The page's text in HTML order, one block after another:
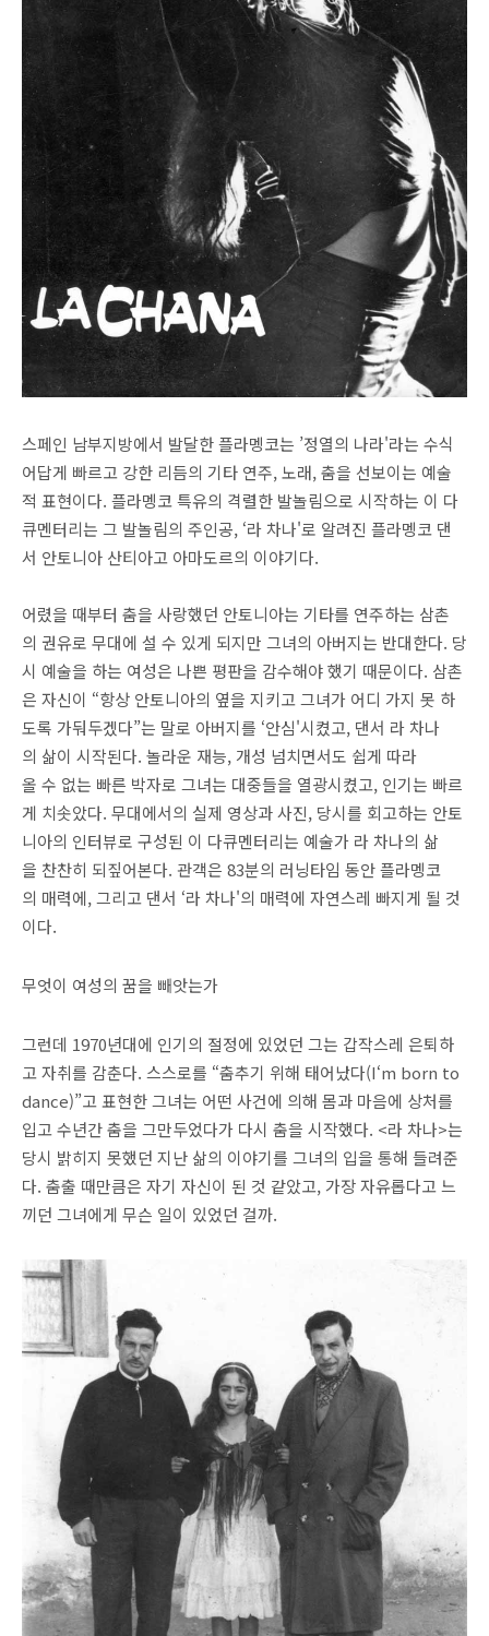
스페인 남부지방에서 발달한 플라멩코는 ’정열의 나라'라는 수식
어답게 빠르고 강한 리듬의 기타 연주, 노래, 춤을 선보이는 예술
적 표현이다. 플라멩코 특유의 격렬한 발놀림으로 시작하는 이 다
큐멘터리는 그 발놀림의 주인공, ‘라 차나'로 알려진 플라멩코 댄
서 안토니아 산티아고 아마도르의 이야기다.
어렸을 때부터 춤을 사랑했던 안토니아는 기타를 연주하는 삼촌
의 권유로 무대에 설 수 있게 되지만 그녀의 아버지는 반대한다. 당
시 예술을 하는 여성은 나쁜 평판을 감수해야 했기 때문이다. 삼촌
은 자신이 “항상 안토니아의 옆을 지키고 그녀가 어디 가지 못 하
도록 가둬두겠다”는 말로 아버지를 ‘안심'시켰고, 댄서 라 차나
의 삶이 시작된다. 놀라운 재능, 개성 넘치면서도 쉽게 따라
올 수 없는 빠른 박자로 그녀는 대중들을 열광시켰고, 인기는 빠르
게 치솟았다. 무대에서의 실제 영상과 사진, 당시를 회고하는 안토
니아의 인터뷰로 구성된 이 다큐멘터리는 예술가 라 차나의 삶
을 찬찬히 되짚어본다. 관객은 83분의 러닝타임 동안 플라멩코
의 매력에, 그리고 댄서 ‘라 차나'의 매력에 자연스레 빠지게 될 것
이다.
무엇이 여성의 꿈을 빼앗는가
그런데 1970년대에 인기의 절정에 있었던 그는 갑작스레 은퇴하
고 자취를 감춘다. 스스로를 “춤추기 위해 태어났다(I‘m born to
dance)”고 표현한 그녀는 어떤 사건에 의해 몸과 마음에 상처를
입고 수년간 춤을 그만두었다가 다시 춤을 시작했다. <라 차나>는
당시 밝히지 못했던 지난 삶의 이야기를 그녀의 입을 통해 들려준
다. 춤출 때만큼은 자기 자신이 된 것 같았고, 가장 자유롭다고 느
끼던 그녀에게 무슨 일이 있었던 걸까.